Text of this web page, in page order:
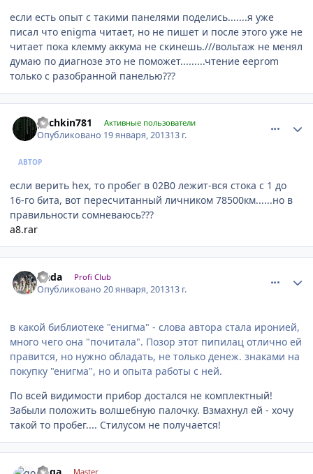
если есть опыт с такими панелями поделись.......я уже
писал что enigma читает, но не пишет и после этого уже не
читает пока клемму аккума не скинешь.///вольтаж не менял
думаю по диагнозе это не поможет.........чтение eeprom
только с разобранной панелью???
pechkin781 Активные пользователи
Опубликовано 19 января, 201313 г.
АВТОР
если верить hex, то пробег в 02B0 лежит-вся стока с 1 до
16-го бита, вот пересчитанный личником 78500км......но в
правильности сомневаюсь???
a8.rar
slada Profi Club
Опубликовано20 января, 201313 г.
в какой библиотеке "енигма" - слова автора стала иронией,
много чего она "почитала". Позор этот пипилац отлично ей
правится, но нужно обладать, не только денеж. знаками на
покупку "енигма", но и опыта работы с ней.
По всей видимости прибор достался не комплектный!
Забыли положить волшебную палочку. Взмахнул ей - хочу
такой то пробег.... Стилусом не получается!
Master